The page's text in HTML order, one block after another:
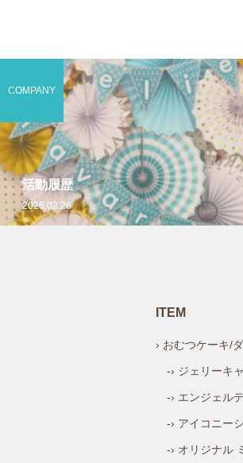
活動履歴
2026.02.28
COMPANY
ITEM
› おむつケーキ/
-› ジェリーキ
-› エンジェル
-› アイコニー
-› オリジナル